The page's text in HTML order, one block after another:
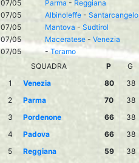
07/05
Parma - Reggiana
07/05
Albinoleffe - Santarcangelo
07/05
Mantova - Sudtirol
07/05
Maceratese - Venezia
07/05
-Teramo
SQUADRA
P G
1
Venezia 80 38
2
Parma 70 38
3
Pordenone 66 38
4
Padova 66 38
5
Reggiana 59 38